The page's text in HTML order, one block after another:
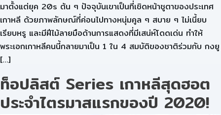
มาตั้งแต่ยุค 20s ต้น ๆ ปัจจุบันเขาเป็นที่เชิดหน้าชูตาของประเทศ
เกาหลี ด้วยภาพลักษณ์ที่ค่อนไปทางหนุ่มคูล ๆ สบาย ๆ ไม่เนี้ยบ
เรียบหรู และมีฝีไม้ลายมือด้านการแสดงที่มีเสน่ห์โดดเด่น ทำให้
พระเอกเกาหลีคนนี้กลายมาเป็น 1 ใน 4 สมบัติของชาติร่วมกับ กงยู
[…]
ท็อปลิสต์ Series เกาหลีสุดฮอต
ประจำไตรมาสแรกของปี 2020!